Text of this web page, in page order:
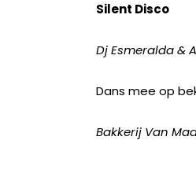
Silent Disco
Dj Esmeralda &
Dans mee op
Bakkerij Van